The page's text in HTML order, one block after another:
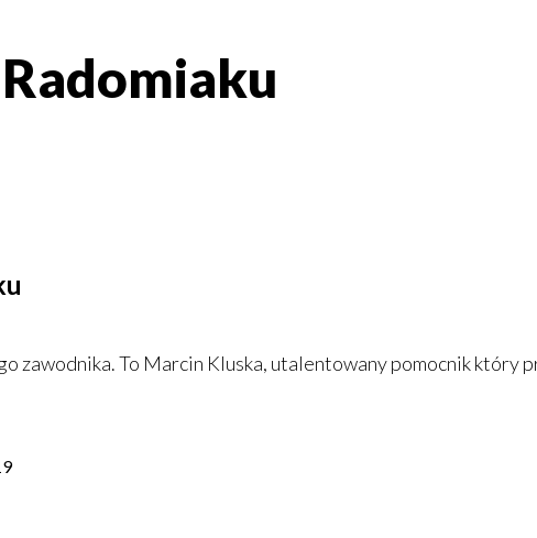
zawodnika. To Marcin Kluska, utalentowany pomocnik który